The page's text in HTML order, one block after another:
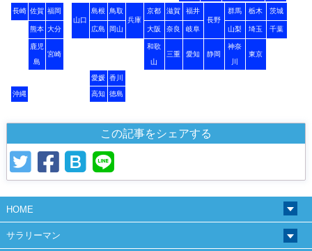
長崎 佐賀 福岡
山口
島根
鳥取
兵庫
京都 滋賀
福井
長野
群馬 栃木 茨城
熊本 大分 広島 岡山 大阪 奈良 岐阜 山梨 埼玉 千葉
鹿児
島
宮崎
和歌
山
三重 愛知 静岡
神奈
川
東京
愛媛 香川
沖縄 高知 徳島
この記事をシェアする
HOME
サラリーマン